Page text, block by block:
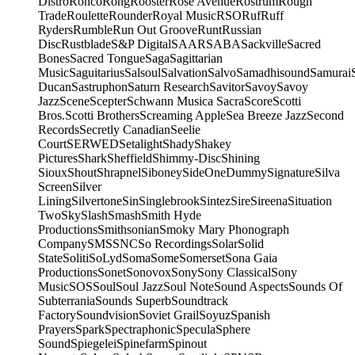
TradeRouletteRounderRoyal MusicRSORufRuff
RydersRumbleRun Out GrooveRuntRussian
DiscRustbladeS&P DigitalSAARSABASackvilleSacred
BonesSacred TongueSagaSagittarian
MusicSaguitariusSalsoulSalvationSalvoSamadhisoundSamurai
DucanSastruphonSaturn ResearchSavitorSavoySavoy
JazzSceneScepterSchwann Musica SacraScoreScotti
Bros.Scotti BrothersScreaming AppleSea Breeze JazzSecond
RecordsSecretly CanadianSeelie
CourtSERWEDSetalightShadyShakey
PicturesSharkSheffieldShimmy-DiscShining
SiouxShoutShrapnelSiboneySideOneDummySignatureSilva
ScreenSilver
LiningSilvertoneSinSinglebrookSintezSireSireenaSituation
TwoSkySlashSmashSmith Hyde
ProductionsSmithsonianSmoky Mary Phonograph
CompanySMSSNCSo RecordingsSolarSolid
StateSolitiSoLydSomaSomeSomersetSona Gaia
ProductionsSonetSonovoxSonySony ClassicalSony
MusicSOSSoulSoul JazzSoul NoteSound AspectsSounds Of
SubterraniaSounds SuperbSoundtrack
FactorySoundvisionSoviet GrailSoyuzSpanish
PrayersSparkSpectraphonicSpeculaSphere
SoundSpiegeleiSpinefarmSpinout